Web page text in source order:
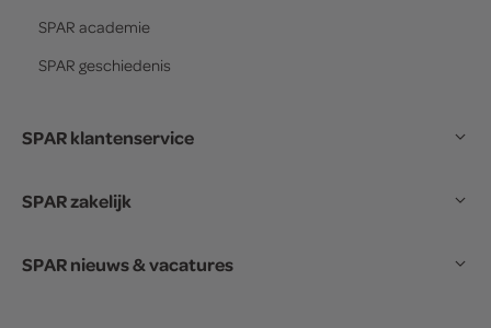
SPAR academie
SPAR geschiedenis
SPAR klantenservice
SPAR zakelijk
SPAR nieuws & vacatures